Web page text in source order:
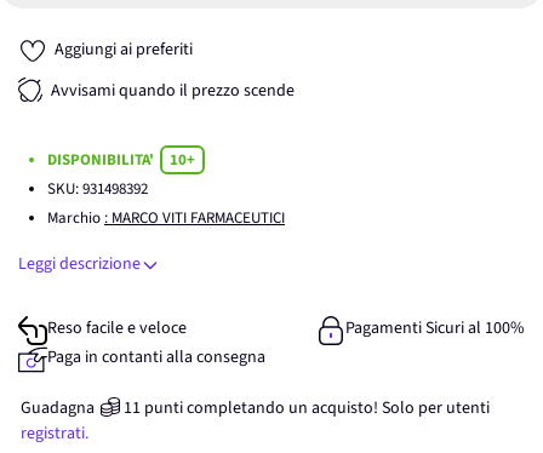
Aggiungi ai preferiti
Avvisami quando il prezzo scende
DISPONIBILITA'
10+
SKU:931498392
Marchio : MARCO VITI FARMACEUTICI
Leggi descrizione
Reso facile e veloce
Pagamenti Sicuri al 100%
Paga in contanti alla consegna
Guadagna 11 punticompletando un acquisto! Solo per utenti
registrati.